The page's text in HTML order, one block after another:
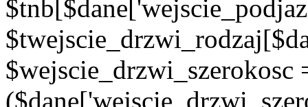
$wejscie_drzwi_szerokosc